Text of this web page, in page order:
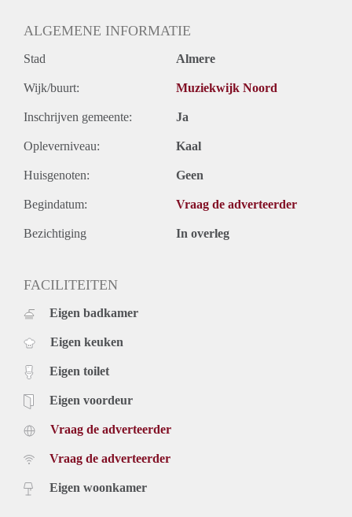
ALGEMENE INFORMATIE
Stad Almere
Wijk/buurt: Muziekwijk Noord
Inschrijven gemeente: Ja
Opleverniveau: Kaal
Huisgenoten: Geen
Begindatum: Vraag de adverteerder
Bezichtiging In overleg
FACILITEITEN
Eigen badkamer
Eigen keuken
Eigen toilet
Eigen voordeur
Vraag de adverteerder
Vraag de adverteerder
Eigen woonkamer